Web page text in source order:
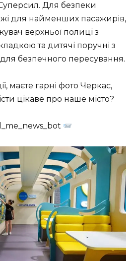
Для безпеки
для найменших пасажирів,
верхньої полиці з
та дитячі поручні з
безпечного пересування.
маєте гарні фото Черкас,
цікаве про наше місто?